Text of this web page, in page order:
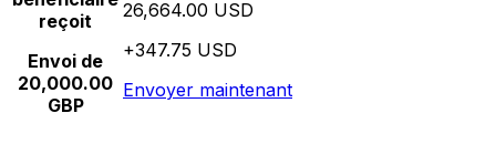
reçoit
Envoi de
20,000.00
GBP
26,664.00 USD
+347.75 USD
Envoyer maintenant